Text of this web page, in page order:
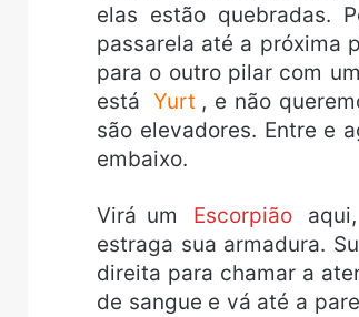
elas estão quebradas.
passarela até a próxima
para o outro pilar com
está Yurt , e não
são elevadores. Entre e
embaixo.
Virá um Escorpião
estraga sua armadura.
direita para chamar a
de sangue e vá até a